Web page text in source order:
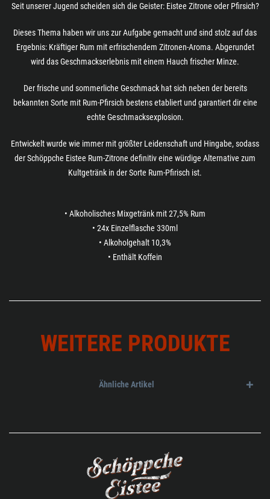
Seit unserer Jugend scheiden sich die Geister: Eistee Zitrone oder Pfirsich?
Dieses Thema haben wir uns zur Aufgabe gemacht und sind stolz auf das
Ergebnis: Kräftiger Rum mit erfrischendem Zitronen-Aroma. Abgerundet
wird das Geschmackserlebnis mit einem Hauch frischer Minze.
Der frische und sommerliche Geschmack hat sich neben der bereits
bekannten Sorte mit Rum-Pfirsich bestens etabliert und garantiert dir eine
echte Geschmacksexplosion.
Entwickelt wurde wie immer mit größter Leidenschaft und Hingabe, sodass
der Schöppche Eistee Rum-Zitrone definitiv eine würdige Alternative zum
Kultgetränk in der Sorte Rum-Pfirisch ist.
• Alkoholisches Mixgetränk mit 27,5% Rum
• 24x Einzelflasche 330ml
• Alkoholgehalt 10,3%
• Enthält Koffein
WEITERE PRODUKTE
Ähnliche Artikel